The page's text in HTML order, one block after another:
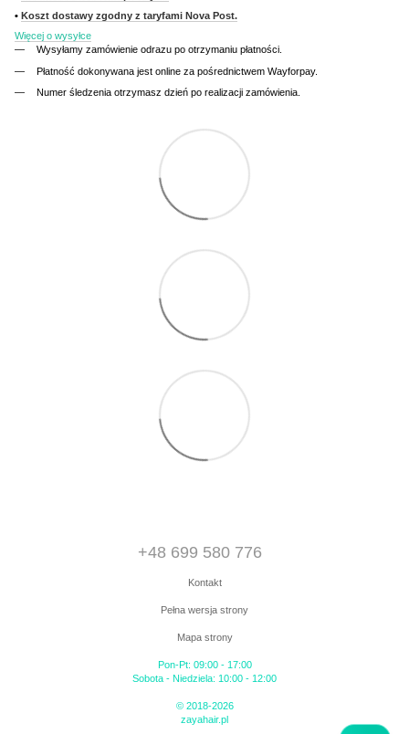
• Koszt dostawy zgodny z taryfami Nova Post.
Więcej o wysyłce
Wysyłamy zamówienie odrazu po otrzymaniu płatności.
Płatność dokonywana jest online za pośrednictwem Wayforpay.
Numer śledzenia otrzymasz dzień po realizacji zamówienia.
+48 699 580 776
Kontakt
Pełna wersja strony
Mapa strony
Pon-Pt: 09:00 - 17:00
Sobota - Niedziela: 10:00 - 12:00
© 2018-2026
zayahair.pl